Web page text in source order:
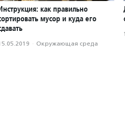
как правильно
мусор и куда его
· Окружающая среда